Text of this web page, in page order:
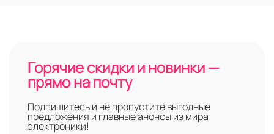
Горячие скидки и новинки —
прямо на почту
Подпишитесь и не пропустите выгодные
предложения и главные анонсы из мира
электроники!